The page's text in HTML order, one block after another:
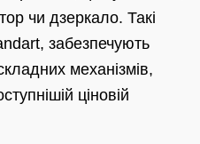
чи дзеркало. Такі
забезпечують
механізмів,
ціновій